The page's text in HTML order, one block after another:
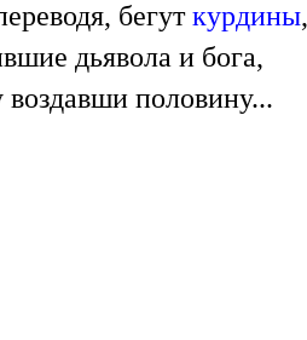
бегуткурдины,
дьявола и бога,
половину...